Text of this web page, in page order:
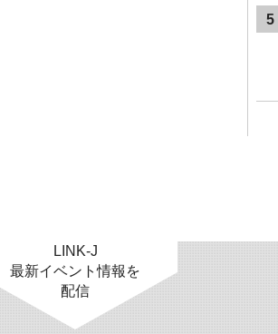
5
LINK-J
最新イベント情報を
配信